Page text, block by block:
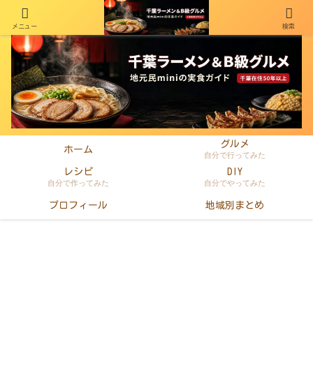
千葉在住50年以上のminiがラーメン・町中華・B級グルメを本音レビュー
ホーム
グルメ
自分で行ってみた
レシピ
自分で作ってみた
DIY
自分でやってみた
プロフィール 地域別まとめ
メニュー 検索